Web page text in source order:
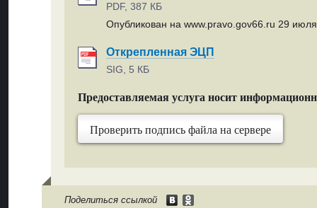
PDF, 387 КБ
Опубликован на www.pravo.gov66.ru 29 июля
Открепленная ЭЦП
SIG, 5 КБ
Предоставляемая услуга носит
Проверить подпись файла на сервере
Поделиться ссылкой